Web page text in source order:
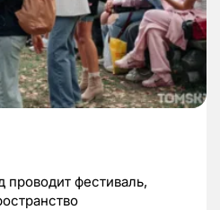
фестиваль,